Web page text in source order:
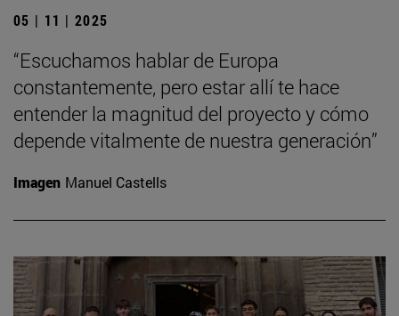
05 | 11 | 2025
“Escuchamos hablar de Europa
constantemente, pero estar allí te hace
entender la magnitud del proyecto y cómo
depende vitalmente de nuestra generación”
Imagen Manuel Castells